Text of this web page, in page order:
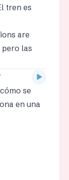
tren es
are
pero las
se
en una